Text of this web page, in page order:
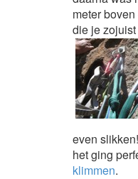
meter
die je
even
het ging
klimmen.